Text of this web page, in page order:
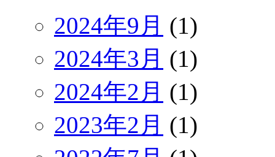
2024年9月 (1)
2024年3月 (1)
2024年2月 (1)
2023年2月 (1)